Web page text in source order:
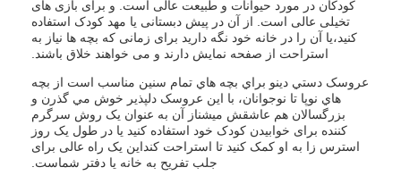
کودکان در مورد حیوانات و طبیعت عالی است. و برای بازی های
تخیلی عالی است. از آن در پیش دبستانی یا مهد کودک استفاده
کنید،یا آن را در خانه خود نگه دارید برای زمانی که بچه ها نیاز به
استراحت از صفحه نمایش دارند و می خواهند خلاق باشند.
عروسک دستي دينو براي بچه هاي تمام سنين مناسب است از بچه
هاي نوپا تا نوجوانان، با اين عروسک دلپذير خوش مي گذرن و
بزرگسالان هم عاشقش ميشناز آن به عنوان یک روش سرگرم
کننده برای خوابیدن کودک خود استفاده کنید یا در طول یک روز
استرس زا به او کمک کنید تا استراحت کنداین یک راه عالی برای
جلب تفریح به خانه یا دفتر شماست.